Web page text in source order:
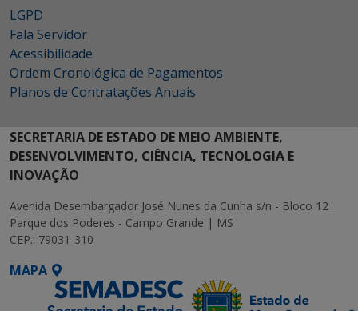
LGPD
Fala Servidor
Acessibilidade
Ordem Cronológica de Pagamentos
Planos de Contratações Anuais
SECRETARIA DE ESTADO DE MEIO AMBIENTE,
DESENVOLVIMENTO, CIÊNCIA, TECNOLOGIA E
INOVAÇÃO
Avenida Desembargador José Nunes da Cunha s/n - Bloco 12
Parque dos Poderes - Campo Grande | MS
CEP.: 79031-310
MAPA